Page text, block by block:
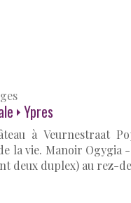
Ypres
à Veurnestraat
la vie. Manoir Ogygia
deux duplex) au rez-